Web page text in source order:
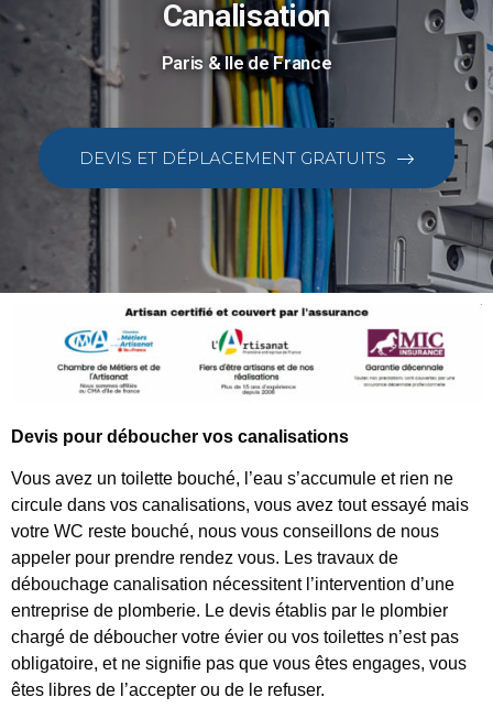
Canalisation
Paris & Ile de France
DEVIS ET DÉPLACEMENT GRATUITS
Devis pour déboucher vos canalisations
Vous avez un toilette bouché, l’eau s’accumule et rien ne
circule dans vos canalisations, vous avez tout essayé mais
votre WC reste bouché, nous vous conseillons de nous
appeler pour prendre rendez vous. Les travaux de
débouchage canalisation nécessitent l’intervention d’une
entreprise de plomberie. Le devis établis par le plombier
chargé de déboucher votre évier ou vos toilettes n’est pas
obligatoire, et ne signifie pas que vous êtes engages, vous
êtes libres de l’accepter ou de le refuser.